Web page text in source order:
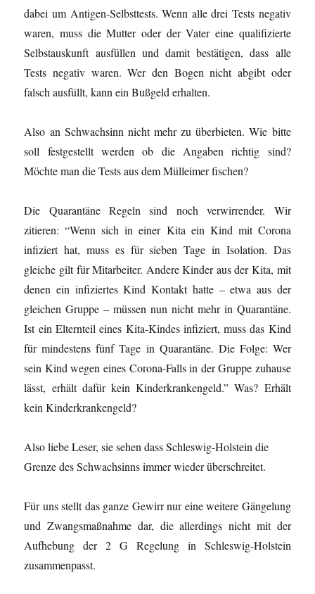
dabei um Antigen-Selbsttests. Wenn alle drei Tests negativ
waren, muss die Mutter oder der Vater eine qualifizierte
Selbstauskunft ausfüllen und damit bestätigen, dass alle
Tests negativ waren. Wer den Bogen nicht abgibt oder
falsch ausfüllt, kann ein Bußgeld erhalten.
Also an Schwachsinn nicht mehr zu überbieten. Wie bitte
soll festgestellt werden ob die Angaben richtig sind?
Möchte man die Tests aus dem Mülleimer fischen?
Die Quarantäne Regeln sind noch verwirrender. Wir
zitieren: “Wenn sich in einer Kita ein Kind mit Corona
infiziert hat, muss es für sieben Tage in Isolation. Das
gleiche gilt für Mitarbeiter. Andere Kinder aus der Kita, mit
denen ein infiziertes Kind Kontakt hatte – etwa aus der
gleichen Gruppe – müssen nun nicht mehr in Quarantäne.
Ist ein Elternteil eines Kita-Kindes infiziert, muss das Kind
für mindestens fünf Tage in Quarantäne. Die Folge: Wer
sein Kind wegen eines Corona-Falls in der Gruppe zuhause
lässt, erhält dafür kein Kinderkrankengeld.” Was? Erhält
kein Kinderkrankengeld?
Also liebe Leser, sie sehen dass Schleswig-Holstein die
Grenze des Schwachsinns immer wieder überschreitet.
Für uns stellt das ganze Gewirr nur eine weitere Gängelung
und Zwangsmaßnahme dar, die allerdings nicht mit der
Aufhebung der 2 G Regelung in Schleswig-Holstein
zusammenpasst.